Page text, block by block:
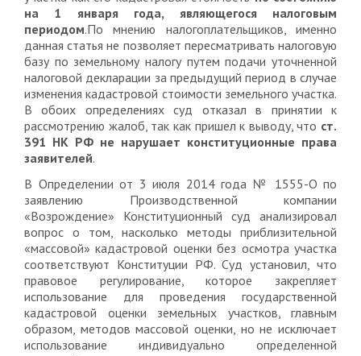
на 1 января года, являющегося налоговым
периодом.По мнению налогоплательщиков, именно
данная статья не позволяет пересматривать налоговую
базу по земельному налогу путем подачи уточненной
налоговой декларации за предыдущий период в случае
изменения кадастровой стоимости земельного участка.
В обоих определениях суд отказал в принятии к
рассмотрению жалоб, так как пришел к выводу, что ст.
391 НК РФ не нарушает конституционные права
заявителей.
В Определении от 3 июля 2014 года № 1555-О по
заявлению Производственной компании
«Возрождение» Конституционный суд анализировал
вопрос о том, насколько методы приблизительной
«массовой» кадастровой оценки без осмотра участка
соответствуют Конституции РФ. Суд установил, что
правовое регулирование, которое закрепляет
использование для проведения государственной
кадастровой оценки земельных участков, главным
образом, методов массовой оценки, но не исключает
использование индивидуально определенной